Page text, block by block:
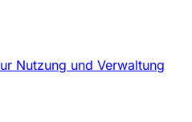
Nutzung und Verwaltung